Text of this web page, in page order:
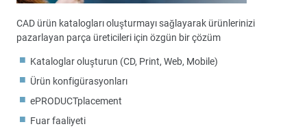
CAD ürün katalogları oluşturmayı sağlayarak ürünlerinizi
pazarlayan parça üreticileri için özgün bir çözüm
Kataloglar oluşturun (CD, Print, Web, Mobile)
Ürün konfigürasyonları
ePRODUCTplacement
Fuar faaliyeti